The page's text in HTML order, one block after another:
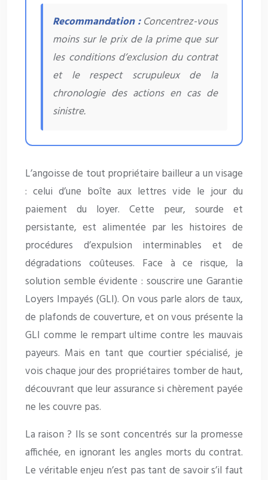
Recommandation :Concentrez-vous
moins sur le prix de la prime que sur
les conditions d’exclusion du contrat
et le respect scrupuleux de la
chronologie des actions en cas de
sinistre.
L’angoisse de tout propriétaire bailleur a un visage
: celui d’une boîte aux lettres vide le jour du
paiement du loyer. Cette peur, sourde et
persistante, est alimentée par les histoires de
procédures d’expulsion interminables et de
dégradations coûteuses. Face à ce risque, la
solution semble évidente : souscrire une Garantie
Loyers Impayés (GLI). On vous parle alors de taux,
de plafonds de couverture, et on vous présente la
GLI comme le rempart ultime contre les mauvais
payeurs. Mais en tant que courtier spécialisé, je
vois chaque jour des propriétaires tomber de haut,
découvrant que leur assurance si chèrement payée
ne les couvre pas.
La raison ? Ils se sont concentrés sur la promesse
affichée, en ignorant les angles morts du contrat.
Le véritable enjeu n’est pas tant de savoir s’il faut